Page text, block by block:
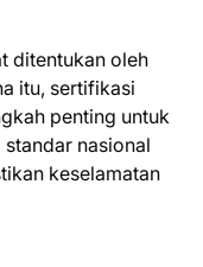
ditentukan oleh
itu, sertifikasi
penting untuk
nasional
keselamatan